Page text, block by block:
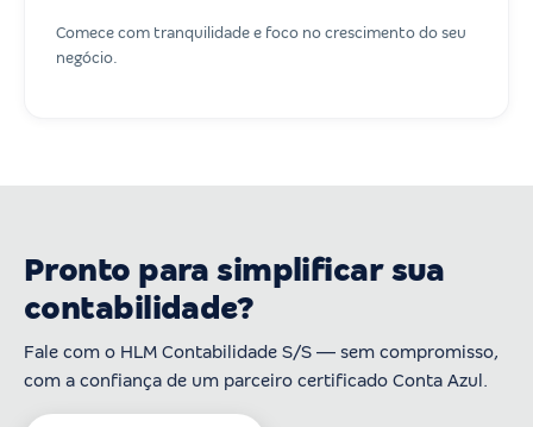
Comece com tranquilidade e foco no crescimento do seu
negócio.
Pronto para simplificar sua
contabilidade?
Fale com o HLM Contabilidade S/S — sem compromisso,
com a confiança de um parceiro certificado Conta Azul.